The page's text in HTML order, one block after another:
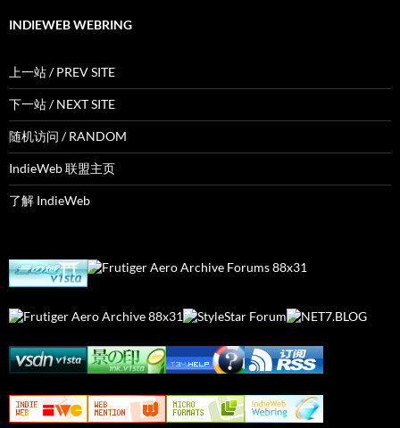
INDIEWEB WEBRING
上一站 / PREV SITE
下一站 / NEXT SITE
随机访问 / RANDOM
IndieWeb 联盟主页
了解 IndieWeb